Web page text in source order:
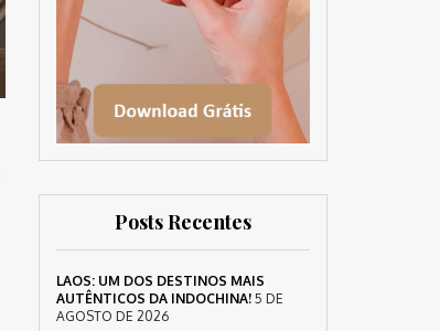
Posts Recentes
LAOS: UM DOS DESTINOS MAIS
AUTÊNTICOS DA INDOCHINA! 5 DE
AGOSTO DE 2026